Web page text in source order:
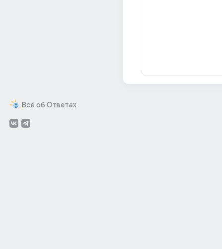
Всё об Ответах